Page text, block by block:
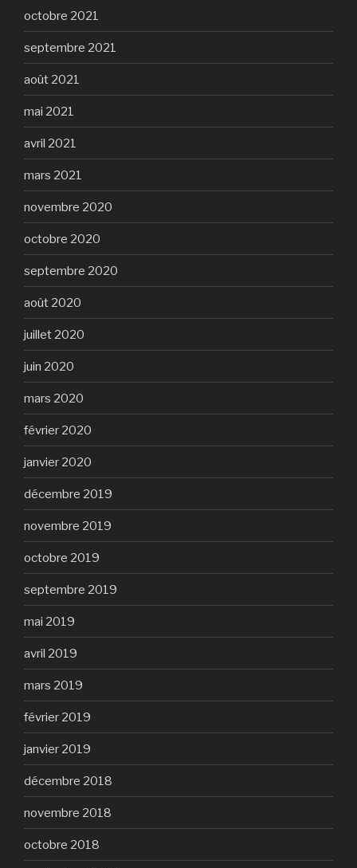
octobre 2021
septembre 2021
août 2021
mai 2021
avril 2021
mars 2021
novembre 2020
octobre 2020
septembre 2020
août 2020
juillet 2020
juin 2020
mars 2020
février 2020
janvier 2020
décembre 2019
novembre 2019
octobre 2019
septembre 2019
mai 2019
avril 2019
mars 2019
février 2019
janvier 2019
décembre 2018
novembre 2018
octobre 2018